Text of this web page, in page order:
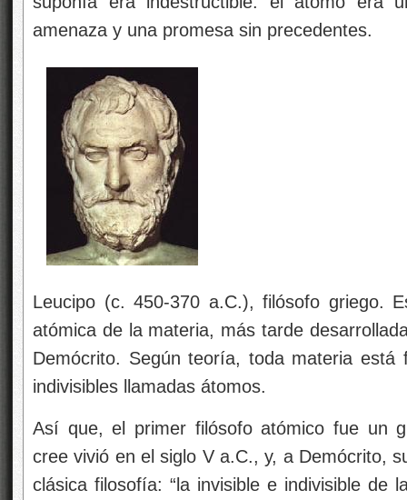
amenaza y una promesa sin precedentes.
Leucipo (c. 450-370 a.C.), filósofo griego.
atómica de la materia, más tarde
Demócrito. Según teoría, toda materia
indivisibles llamadas átomos.
Así que, el primer filósofo atómico fue un
cree vivió en el siglo V a.C., y, a Demócrito,
clásica filosofía: “la invisible e indivisible de